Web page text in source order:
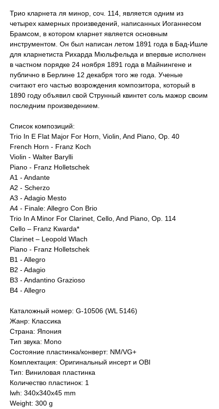
Трио кларнета ля минор, соч. 114, является одним из
четырех камерных произведений, написанных Иоганнесом
Брамсом, в котором кларнет является основным
инструментом. Он был написан летом 1891 года в Бад-Ишле
для кларнетиста Рихарда Мюльфельда и впервые исполнен
в частном порядке 24 ноября 1891 года в Майнингене и
публично в Берлине 12 декабря того же года. Ученые
считают его частью возрождения композитора, который в
1890 году объявил свой Струнный квинтет соль мажор своим
последним произведением.
Список композиций:
Trio In E Flat Major For Horn, Violin, And Piano, Op. 40
French Horn - Franz Koch
Violin - Walter Barylli
Piano - Franz Holletschek
A1 - Andante
A2 - Scherzo
A3 - Adagio Mesto
A4 - Finale: Allegro Con Brio
Trio In A Minor For Clarinet, Cello, And Piano, Op. 114
Cello – Franz Kwarda*
Clarinet – Leopold Wlach
Piano - Franz Holletschek
B1 - Allegro
B2 - Adagio
B3 - Andantino Grazioso
B4 - Allegro
Каталожный номер: G-10506 (WL 5146)
Жанр: Классика
Страна: Япония
Тип звука: Mono
Состояние пластинка/конверт: NM/VG+
Комплектация: Оригинальный инсерт и OBI
Тип: Виниловая пластинка
Количество пластинок: 1
lwh: 340x340x45 mm
Weight: 300 g